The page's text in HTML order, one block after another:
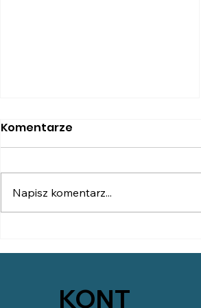
Irlandii - wykład o
Komentarze
Napisz komentarz...
KONT